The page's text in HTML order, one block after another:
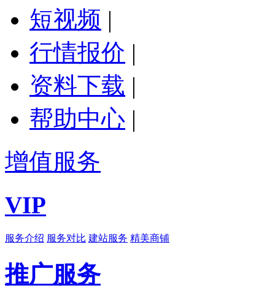
短视频 |
行情报价 |
资料下载 |
帮助中心 |
增值服务
VIP
服务介绍 服务对比 建站服务 精美商铺
推广服务